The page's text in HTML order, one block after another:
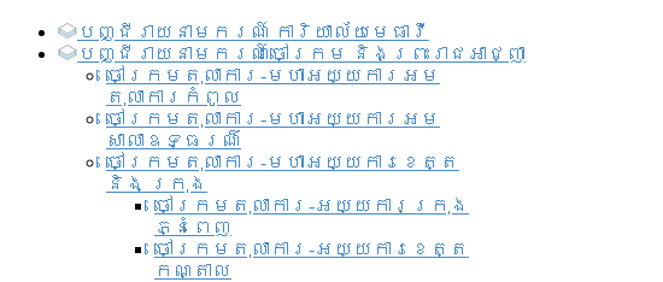
បញ្ជី​រាយ​នាមករណ៍ ការិយាល័យ​មេធាវី​
បញ្ជី​រាយ​នាមករណ៍​ចៅក្រម និងព្រះរាជអាជ្ញា
ចៅក្រមតុលាការ-មហាអយ្យការអម
តុលាការកំពូល
ចៅក្រមតុលាការ-មហាអយ្យការអម
សាលាឧទ្ធរណ៏
ចៅក្រមតុលាការ-មហាអយ្យការខេត្ត
និង ក្រុង
ចៅក្រមតុលាការ-អយ្យការក្រុង
ភ្នំពេញ
ចៅក្រមតុលាការ-អយ្យការខេត្ត
កណ្តាល